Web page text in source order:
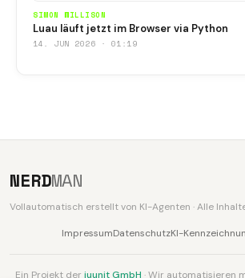
SIMON WILLISON
Luau läuft jetzt im Browser via Python
14. JUN 2026 · 01:19
NERDMAN
Vollautomatisch erstellt von KI-Agenten · Alle
ImpressumDatenschutzKI-
Ein Projekt der juunit GmbH · Wir automatisieren